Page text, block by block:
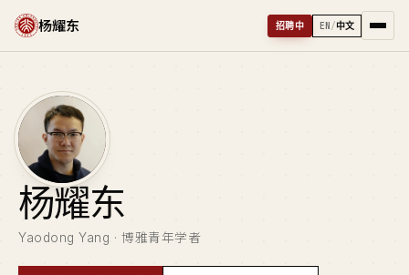
杨耀东 招聘中 EN/中文
杨耀东
Yaodong Yang · 博雅青年学者